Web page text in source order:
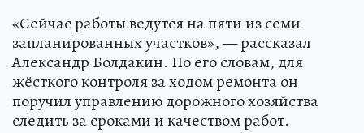
«Сейчас работы ведутся на пяти из семи
запланированных участков», — рассказал
Александр Болдакин. По его словам, для
жёсткого контроля за ходом ремонта он
поручил управлению дорожного хозяйства
следить за сроками и качеством работ.